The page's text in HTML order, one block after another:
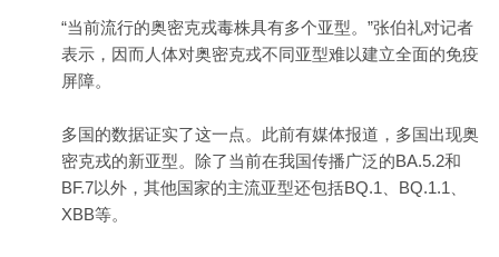
“当前流行的奥密克戎毒株具有多个亚型。”张伯礼对记者
表示，因而人体对奥密克戎不同亚型难以建立全面的免疫
屏障。
多国的数据证实了这一点。此前有媒体报道，多国出现奥
密克戎的新亚型。除了当前在我国传播广泛的BA.5.2和
BF.7以外，其他国家的主流亚型还包括BQ.1、BQ.1.1、
XBB等。